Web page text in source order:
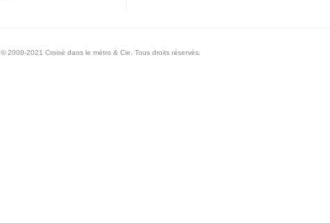
© 2008-2021 Croisé dans le métro & Cie. Tous droits réservés.